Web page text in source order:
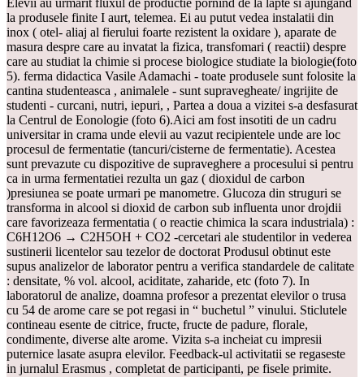
Elevii au urmarit fluxul de productie pornind de la lapte si ajungand
la produsele finite I aurt, telemea. Ei au putut vedea instalatii din
inox ( otel- aliaj al fierului foarte rezistent la oxidare ), aparate de
masura despre care au invatat la fizica, transfomari ( reactii) despre
care au studiat la chimie si procese biologice studiate la biologie(foto
5). ferma didactica Vasile Adamachi - toate produsele sunt folosite la
cantina studenteasca , animalele - sunt supravegheate/ ingrijite de
studenti - curcani, nutri, iepuri, , Partea a doua a vizitei s-a desfasurat
la Centrul de Eonologie (foto 6).Aici am fost insotiti de un cadru
universitar in crama unde elevii au vazut recipientele unde are loc
procesul de fermentatie (tancuri/cisterne de fermentatie). Acestea
sunt prevazute cu dispozitive de supraveghere a procesului si pentru
ca in urma fermentatiei rezulta un gaz ( dioxidul de carbon
)presiunea se poate urmari pe manometre. Glucoza din struguri se
transforma in alcool si dioxid de carbon sub influenta unor drojdii
care favorizeaza fermentatia ( o reactie chimica la scara industriala) :
C6H12O6 → C2H5OH + CO2 -cercetari ale studentilor in vederea
sustinerii licentelor sau tezelor de doctorat Produsul obtinut este
supus analizelor de laborator pentru a verifica standardele de calitate
: densitate, % vol. alcool, aciditate, zaharide, etc (foto 7). In
laboratorul de analize, doamna profesor a prezentat elevilor o trusa
cu 54 de arome care se pot regasi in “ buchetul ” vinului. Sticlutele
contineau esente de citrice, fructe, fructe de padure, florale,
condimente, diverse alte arome. Vizita s-a incheiat cu impresii
puternice lasate asupra elevilor. Feedback-ul activitatii se regaseste
in jurnalul Erasmus , completat de participanti, pe fisele primite.